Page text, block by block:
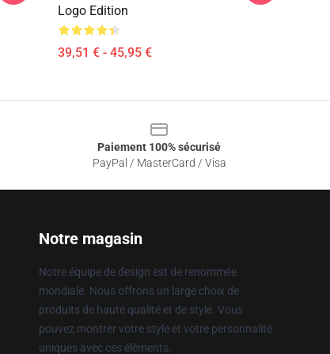
Logo Edition
39,51 € - 45,95 €
Paiement 100% sécurisé
PayPal / MasterCard / Visa
Notre magasin
Notre équipe de design est de renommée
mondiale. Nous offrons un large choix de
produits de haute qualité et de style. Vous
pouvez montrer votre style et votre personnalité
uniques avec ces éléments.